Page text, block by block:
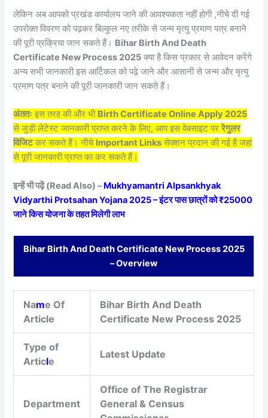
लेकिन अब आपको प्रखंड कार्यालय जाने की आवश्यकता नहीं होगी ,नीचे दी गई
उपरोक्त विवरण को पढ़कर बिल्कुल नए तरीके से जन्म मृत्यु प्रमाण पत्र बनाने
की पूरी प्रक्रिया जान सकते हैं। Bihar Birth And Death
Certificate New Process 2025 क्या है किस प्रकार से आवेदन करेंगे
अन्य सभी जानकारी इस आर्टिकल को पढ़े जाने और आसानी से जन्म और मृत्यु
प्रमाण पत्र बनाने की पूरी जानकारी जान सकते हैं।
अंततः इस तरह की और भी Birth Certificate Online Apply 2025
से जुड़ी लेटेस्ट जानकारी प्राप्त करने के लिए, आप इस वेबसाइट पररेगुलर
विजिटकर सकते हैं। नीचे Important Links सेक्शन प्रदान की गई है जहां
से पूरी जानकारी प्राप्त का कर सकते हैं।
इन्हें भी पढ़ें (Read Also) –Mukhyamantri Alpsankhyak
Vidyarthi Protsahan Yojana 2025 – इंटर पास छात्रों को ₹25000
जाने किस योजना के तहत मिलेगी लाभ
Bihar Birth And Death Certificate New Process 2025
– Overview
Name Of
Article
Bihar Birth And Death
Certificate New Process 2025
Type of
Article
Latest Update
Department
Office of The Registrar
General & Census